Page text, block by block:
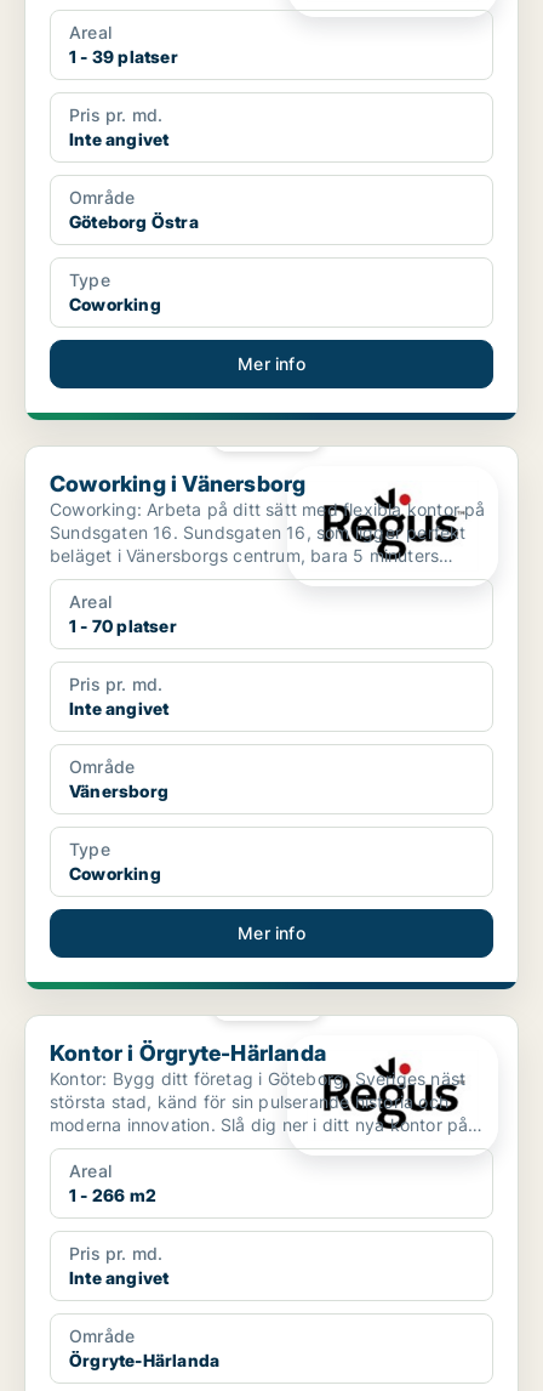
hist...
Areal
1 - 39 platser
Pris pr. md.
Inte angivet
Område
Göteborg Östra
Type
Coworking
Mer info
Coworking i Vänersborg
Coworking i Vänersborg
Coworking: Arbeta på ditt sätt med flexibla kontor på
Sundsgaten 16. Sundsgaten 16, som ligger perfekt
beläget i Vänersborgs centrum, bara 5 minuters
promena...
Areal
1 - 70 platser
Pris pr. md.
Inte angivet
Område
Vänersborg
Type
Coworking
Mer info
Kontor i Örgryte-Härlanda
Kontor i Örgryte-Härlanda
Kontor: Bygg ditt företag i Göteborg, Sveriges näst
största stad, känd för sin pulserande historia och
moderna innovation. Slå dig ner i ditt nya kontor på
G...
Areal
1 - 266 m2
Pris pr. md.
Inte angivet
Område
Örgryte-Härlanda